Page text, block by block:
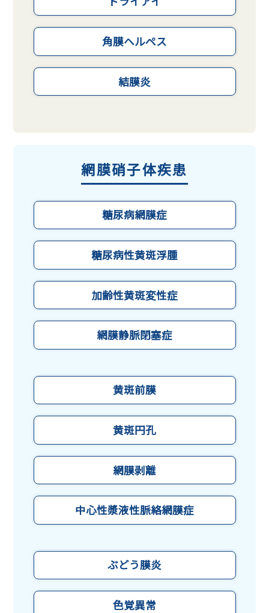
角膜ヘルペス
結膜炎
網膜硝子体疾患
糖尿病網膜症
糖尿病性黄斑浮腫
加齢性黄斑変性症
網膜静脈閉塞症
黄斑前膜
黄斑円孔
網膜剥離
中心性漿液性脈絡網膜症
ぶどう膜炎
色覚異常